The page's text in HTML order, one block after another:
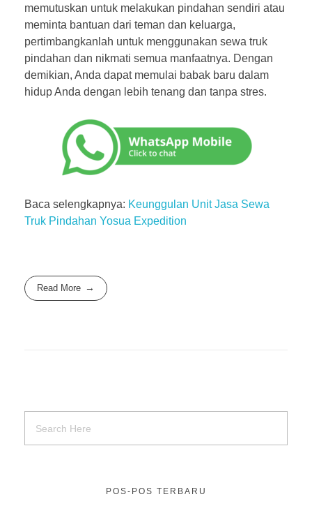
memutuskan untuk melakukan pindahan sendiri atau
meminta bantuan dari teman dan keluarga,
pertimbangkanlah untuk menggunakan sewa truk
pindahan dan nikmati semua manfaatnya. Dengan
demikian, Anda dapat memulai babak baru dalam
hidup Anda dengan lebih tenang dan tanpa stres.
Baca selengkapnya: Keunggulan Unit Jasa Sewa
Truk Pindahan Yosua Expedition
Read More
POS-POS TERBARU